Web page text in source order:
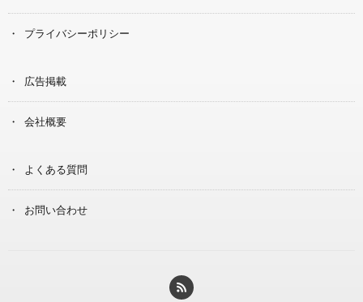
プライバシーポリシー
広告掲載
会社概要
よくある質問
お問い合わせ